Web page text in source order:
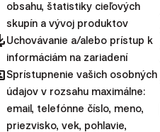
obsahu, štatistiky cieľových
skupín a vývoj produktov
Uchovávanie a/alebo prístup k
informáciám na zariadení
Sprístupnenie vašich osobných
údajov v rozsahu maximálne:
email, telefónne číslo, meno,
priezvisko, vek, pohlavie,